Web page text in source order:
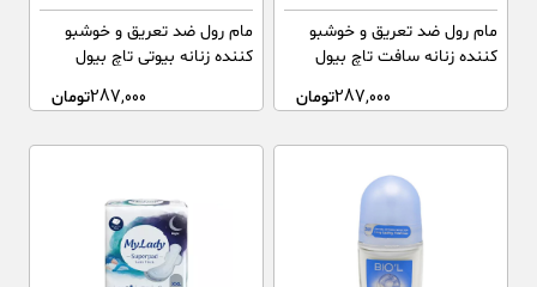
مام رول ضد تعریق و خوشبو
کننده زنانه سافت تاچ بیول
287,000تومان
مام رول ضد تعریق و خوشبو
کننده زنانه بیوتی تاچ بیول
287,000تومان